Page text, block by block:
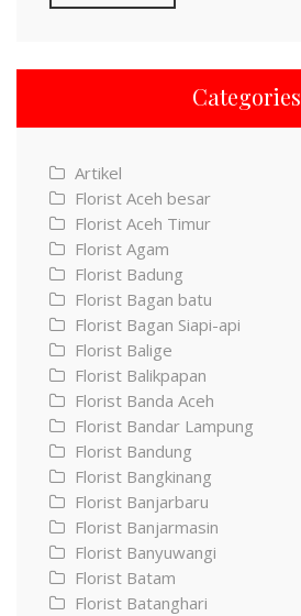
Categories
Artikel
Florist Aceh besar
Florist Aceh Timur
Florist Agam
Florist Badung
Florist Bagan batu
Florist Bagan Siapi-api
Florist Balige
Florist Balikpapan
Florist Banda Aceh
Florist Bandar Lampung
Florist Bandung
Florist Bangkinang
Florist Banjarbaru
Florist Banjarmasin
Florist Banyuwangi
Florist Batam
Florist Batanghari